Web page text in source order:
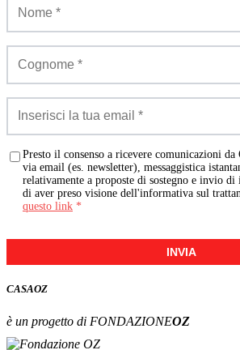
Presto il consenso a ricevere comunicazioni da
via email (es. newsletter), messaggistica
relativamente a proposte di sostegno e invio
di aver preso visione dell'informativa sul
questo link *
INVIA
CASAOZ
è un progetto di FONDAZIONEOZ